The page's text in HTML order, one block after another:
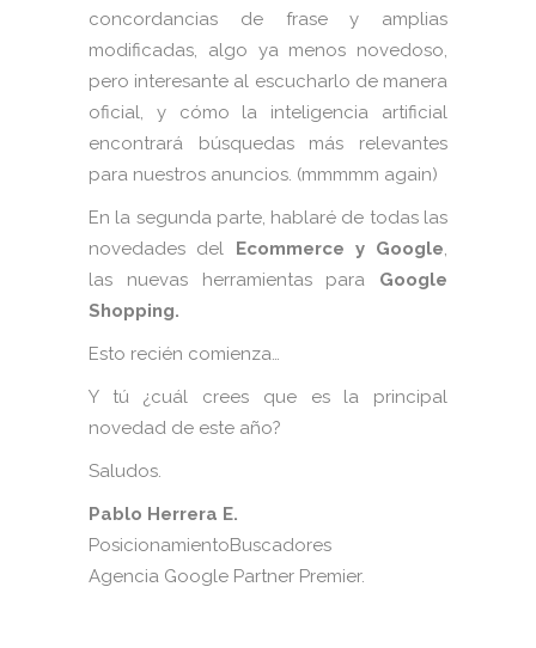
concordancias de frase y amplias
modificadas, algo ya menos novedoso,
pero interesante al escucharlo de manera
oficial, y cómo la inteligencia artificial
encontrará búsquedas más relevantes
para nuestros anuncios. (mmmmm again)
En la segunda parte, hablaré de todas las
novedades del Ecommerce y Google
las nuevas herramientas para Google
Shopping.
Esto recién comienza…
Y tú ¿cuál crees que es la principal
novedad de este año?
Saludos.
Pablo Herrera E.
PosicionamientoBuscadores
Agencia Google Partner Premier.